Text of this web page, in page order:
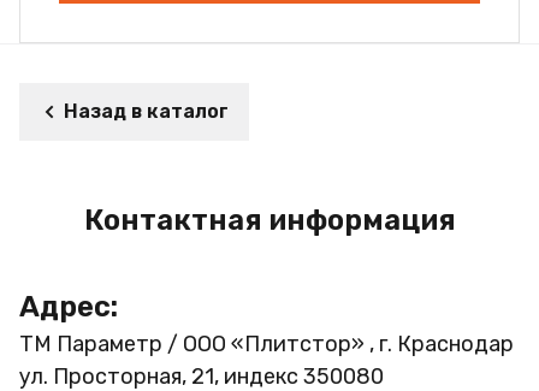
Назад в каталог
Контактная информация
Адрес:
ТМ Параметр / ООО «Плитстор» , г. Краснодар
ул. Просторная, 21, индекс 350080